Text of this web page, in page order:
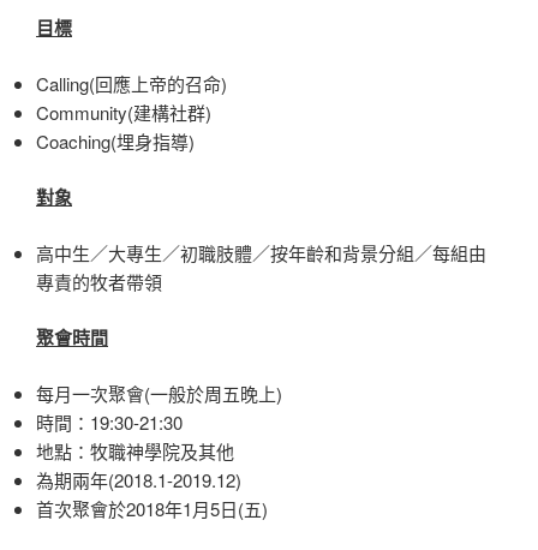
目標
Calling(回應上帝的召命)
Community(建構社群)
Coaching(埋身指導)
對象
高中生／大專生／初職肢體／按年齡和背景分組／每組由
專責的牧者帶領
聚會時間
每月一次聚會(一般於周五晚上)
時間：19:30-21:30
地點：牧職神學院及其他
為期兩年(2018.1-2019.12)
首次聚會於2018年1月5日(五)